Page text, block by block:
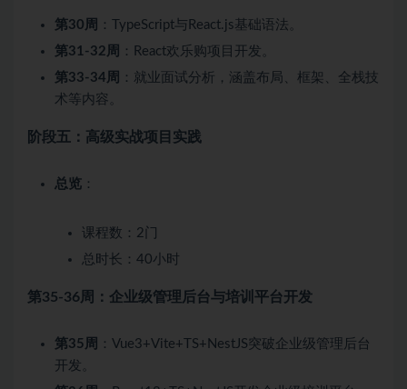
第30周
：TypeScript与React.js基础语法。
第31-32周
：React欢乐购项目开发。
第33-34周
：就业面试分析，涵盖布局、框架、全栈技
术等内容。
阶段五：高级实战项目实践
总览 ：
课程数：2门
总时长：40小时
第35-36周：企业级管理后台与培训平台开发
第35周
：Vue3+Vite+TS+NestJS突破企业级管理后台
开发。